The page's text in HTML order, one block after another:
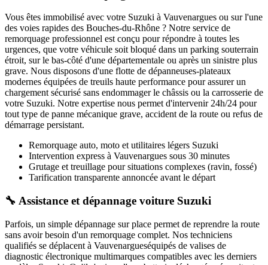
Vous êtes immobilisé avec votre Suzuki à Vauvenargues ou sur l'une
des voies rapides des Bouches-du-Rhône ? Notre service de
remorquage professionnel est conçu pour répondre à toutes les
urgences, que votre véhicule soit bloqué dans un parking souterrain
étroit, sur le bas-côté d'une départementale ou après un sinistre plus
grave. Nous disposons d'une flotte de dépanneuses-plateaux
modernes équipées de treuils haute performance pour assurer un
chargement sécurisé sans endommager le châssis ou la carrosserie de
votre Suzuki. Notre expertise nous permet d'intervenir 24h/24 pour
tout type de panne mécanique grave, accident de la route ou refus de
démarrage persistant.
Remorquage auto, moto et utilitaires légers Suzuki
Intervention express à Vauvenargues sous 30 minutes
Grutage et treuillage pour situations complexes (ravin, fossé)
Tarification transparente annoncée avant le départ
🔧 Assistance et dépannage voiture Suzuki
Parfois, un simple dépannage sur place permet de reprendre la route
sans avoir besoin d'un remorquage complet. Nos techniciens
qualifiés se déplacent à Vauvenargueséquipés de valises de
diagnostic électronique multimarques compatibles avec les derniers